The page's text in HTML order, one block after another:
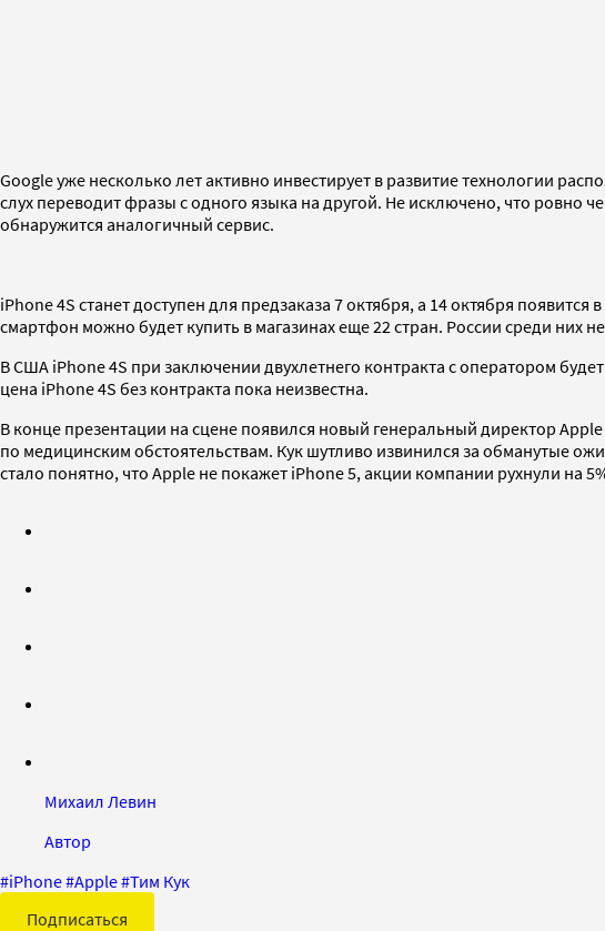
Google уже несколько лет активно инвестирует в развитие технологии
слух переводит фразы с одного языка на другой. Не исключено, что ровно
обнаружится аналогичный сервис.
iPhone 4S станет доступен для предзаказа 7 октября, а 14 октября
смартфон можно будет купить в магазинах еще 22 стран. России среди них
В США iPhone 4S при заключении двухлетнего контракта с оператором
цена iPhone 4S без контракта пока неизвестна.
В конце презентации на сцене появился новый генеральный директор
по медицинским обстоятельствам. Кук шутливо извинился за обманутые
стало понятно, что Apple не покажет iPhone 5, акции компании рухнули на
Михаил Левин
Автор
#iPhone#Apple#Тим Кук
Подписаться